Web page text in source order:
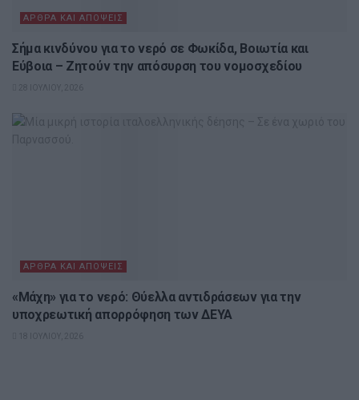
ΆΡΘΡΑ ΚΑΙ ΑΠΌΨΕΙΣ
Σήμα κινδύνου για το νερό σε Φωκίδα, Βοιωτία και
Εύβοια – Ζητούν την απόσυρση του νομοσχεδίου
28 ΙΟΥΛΊΟΥ, 2026
ΆΡΘΡΑ ΚΑΙ ΑΠΌΨΕΙΣ
«Μάχη» για το νερό: Θύελλα αντιδράσεων για την
υποχρεωτική απορρόφηση των ΔΕΥΑ
18 ΙΟΥΛΊΟΥ, 2026